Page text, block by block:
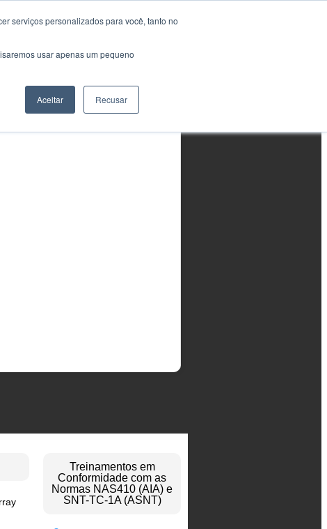
serviços personalizados para você, tanto no
usar apenas um pequeno
Aceitar Recusar
Treinamentos em
e SNT-TC-1A (ASNT)
Treinamentos em
Conformidade com as
Normas NAS410 (AIA) e
SNT-TC-1A (ASNT)